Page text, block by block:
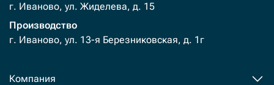
г. Иваново, ул. Жиделева, д. 15
Производство
г. Иваново, ул. 13-я Березниковская, д. 1г
Компания